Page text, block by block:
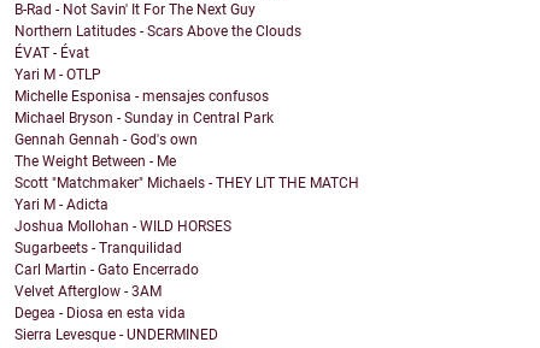
B-Rad - Not Savin' It For The Next Guy
Northern Latitudes - Scars Above the Clouds
ÉVAT - Évat
Yari M - OTLP
Michelle Esponisa - mensajes confusos
Michael Bryson - Sunday in Central Park
Gennah Gennah - God's own
The Weight Between - Me
Scott "Matchmaker" Michaels - THEY LIT THE MATCH
Yari M - Adicta
Joshua Mollohan - WILD HORSES
Sugarbeets - Tranquilidad
Carl Martin - Gato Encerrado
Velvet Afterglow - 3AM
Degea - Diosa en esta vida
Sierra Levesque - UNDERMINED